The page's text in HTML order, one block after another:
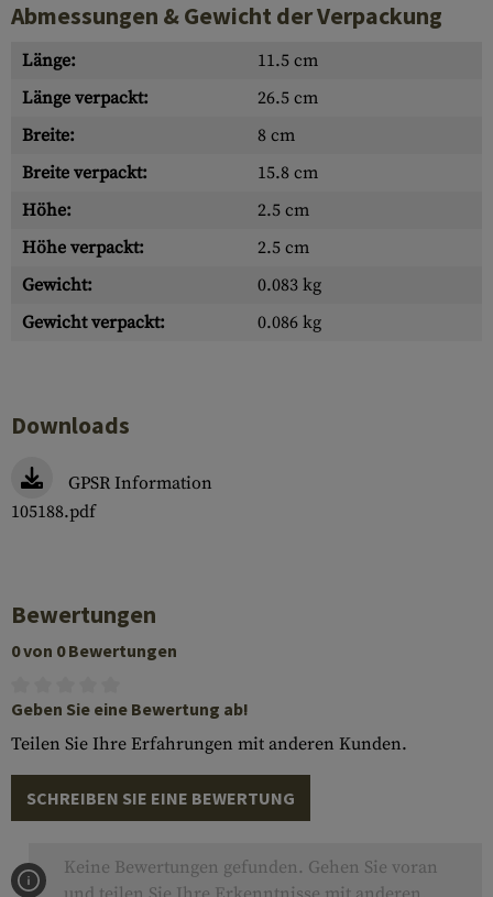
Abmessungen & Gewicht der Verpackung
Länge:
11.5 cm
Länge verpackt:
26.5 cm
Breite:
8 cm
Breite verpackt:
15.8 cm
Höhe:
2.5 cm
Höhe verpackt:
2.5 cm
Gewicht:
0.083 kg
Gewicht verpackt:
0.086 kg
Downloads
GPSR Information
105188.pdf
Bewertungen
0 von 0 Bewertungen
Geben Sie eine Bewertung ab!
Teilen Sie Ihre Erfahrungen mit anderen Kunden.
SCHREIBEN SIE EINE BEWERTUNG
Keine Bewertungen gefunden. Gehen Sie voran